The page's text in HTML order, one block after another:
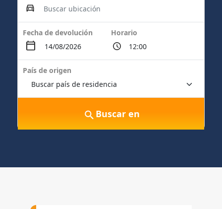
Fecha de devolución Horario
País de origen
Buscar en